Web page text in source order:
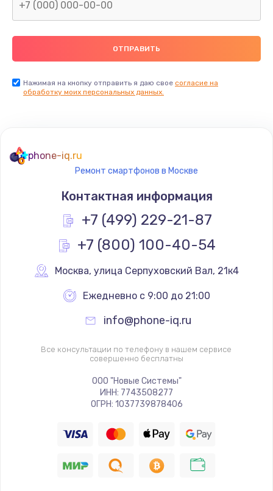
Нажимая на кнопку отправить я даю свое согласие на
обработку моих персональных данных.
phone-iq.ru
Ремонт смартфонов в Москве
Контактная информация
+7 (499) 229-21-87
+7 (800) 100-40-54
Москва, улица Серпуховский Вал, 21к4
Ежедневно с 9:00 до 21:00
info@phone-iq.ru
Все консультации по телефону в нашем сервисе
совершенно бесплатны
ООО "Новые Системы"
ИНН: 7743508277
ОГРН: 1037739878406